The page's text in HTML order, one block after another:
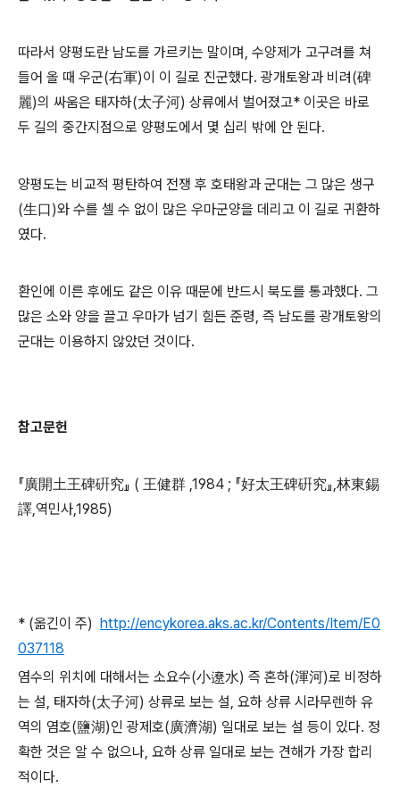
따라서 양평도란 남도를 가르키는 말이며, 수양제가 고구려를 쳐
들어 올 때 우군(右軍)이 이 길로 진군했다. 광개토왕과 비려(碑
麗)의 싸움은 태자하(太子河) 상류에서 벌어졌고* 이곳은 바로
두 길의 중간지점으로 양평도에서 몇 십리 밖에 안 된다.
양평도는 비교적 평탄하여 전쟁 후 호태왕과 군대는 그 많은 생구
(生口)와 수를 셀 수 없이 많은 우마군양을 데리고 이 길로 귀환하
였다.
환인에 이른 후에도 같은 이유 때문에 반드시 북도를 통과했다. 그
많은 소와 양을 끌고 우마가 넘기 힘든 준령, 즉 남도를 광개토왕의
군대는 이용하지 않았던 것이다.
참고문헌
『廣開土王碑硏究』 ( 王健群 ,1984 ; 『好太王碑硏究』,林東錫
譯,역민사,1985)
* (옮긴이 주) http://encykorea.aks.ac.kr/Contents/Item/E0
037118
염수의 위치에 대해서는 소요수(小遼水) 즉 혼하(渾河)로 비정하
는 설, 태자하(太子河) 상류로 보는 설, 요하 상류 시라무렌하 유
역의 염호(鹽湖)인 광제호(廣濟湖) 일대로 보는 설 등이 있다. 정
확한 것은 알 수 없으나, 요하 상류 일대로 보는 견해가 가장 합리
적이다.